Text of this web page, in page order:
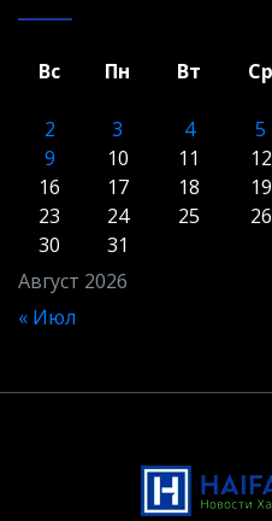
Август 2026
Вс Пн Вт Ср
2
3 4 5
9
10 11 12
16
17 18 19
23
24 25 26
30
31
« Июл